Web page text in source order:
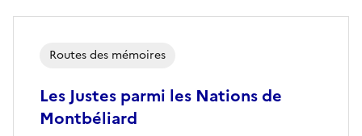
Les Justes parmi les Nations de
Montbéliard
Routes des mémoires